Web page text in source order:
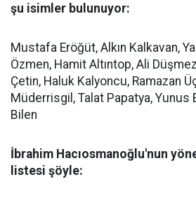
şu isimler bulunuyor:
Mustafa Eröğüt, Alkın Kalkavan,
Özmen, Hamit Altıntop, Ali
Çetin, Haluk Kalyoncu, Ramazan
Müderrisgil, Talat Papatya, Yunus
Bilen
İbrahim Hacıosmanoğlu'nun
listesi şöyle: